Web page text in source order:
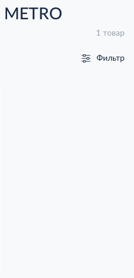
METRO
1 товар
Фильтр